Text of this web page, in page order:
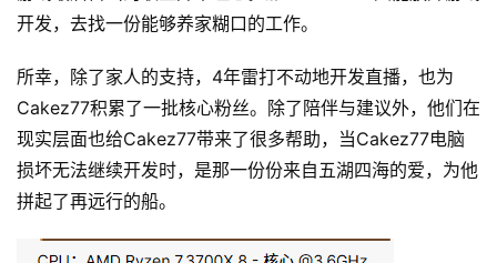
开发，去找一份能够养家糊口的工作。
所幸，除了家人的支持，4年雷打不动地开发直播，也为
Cakez77积累了一批核心粉丝。除了陪伴与建议外，他们在
现实层面也给Cakez77带来了很多帮助，当Cakez77电脑
损坏无法继续开发时，是那一份份来自五湖四海的爱，为他
拼起了再远行的船。